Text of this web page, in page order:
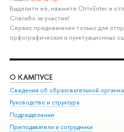
Выделите её, нажмите Ctrl+Enter и
Спасибо за участие!
Сервис предназначен только для
орфографических и пунктуационных
О КАМПУСЕ
Сведения об образовательной
Руководство и структура
Подразделения
Преподаватели и сотрудники